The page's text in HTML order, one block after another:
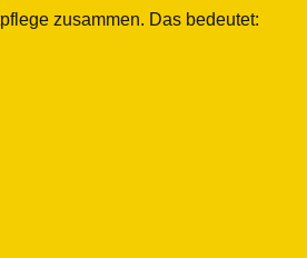
zusammen. Das bedeutet: